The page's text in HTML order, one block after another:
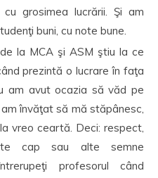
cu grosimea lucrării. Şi am
buni, cu note bune.
la MCA şi ASM ştiu la ce
prezintă o lucrare în faţa
am avut ocazia să văd pe
învăţat să mă stăpânesc,
vreo ceartă. Deci: respect,
cap sau alte semne
profesorul când